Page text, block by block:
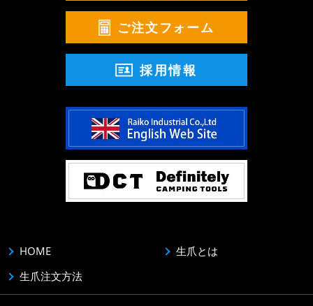
ご注文フォーム
採用情報
HOME
生爪とは
生爪注文方法